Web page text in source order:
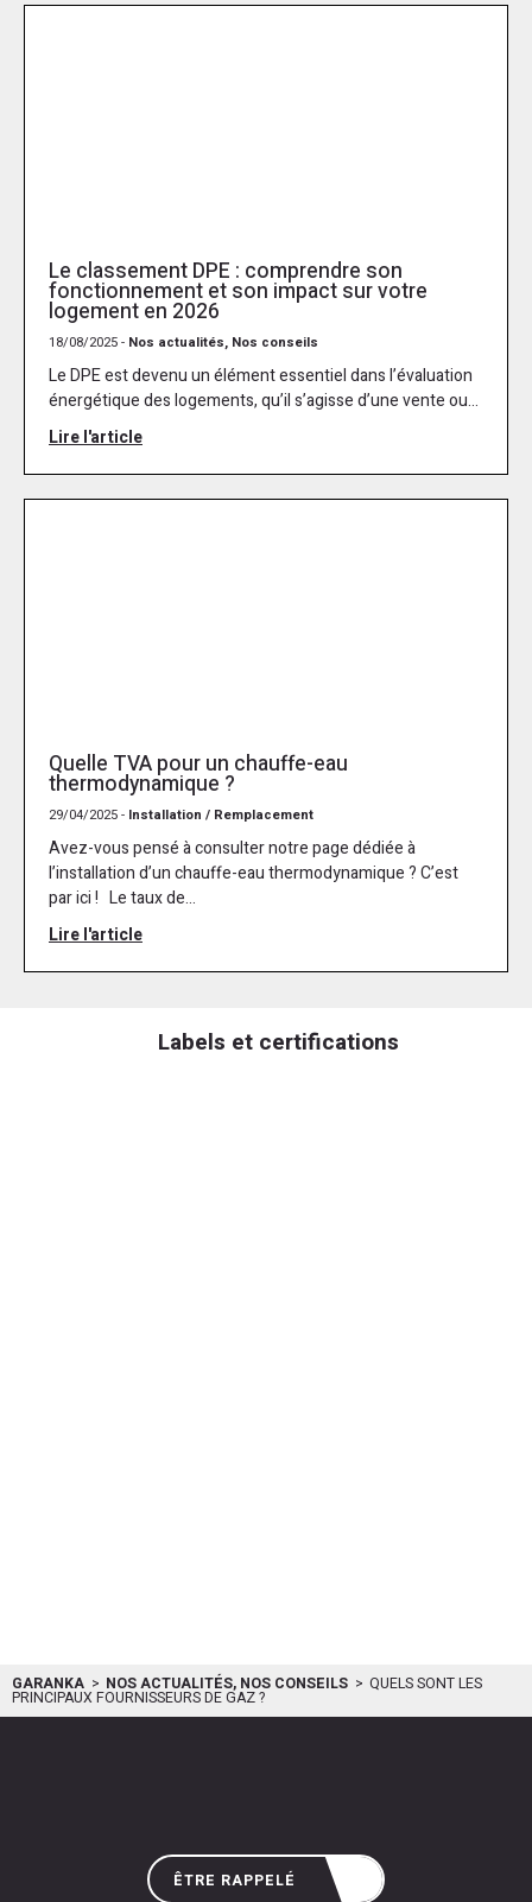
Le classement DPE : comprendre son
fonctionnement et son impact sur votre
logement en 2026
18/08/2025 - Nos actualités, Nos conseils
Le DPE est devenu un élément essentiel dans l’évaluation
énergétique des logements, qu’il s’agisse d’une vente ou...
Lire l'article
Quelle TVA pour un chauffe-eau
thermodynamique ?
29/04/2025 - Installation / Remplacement
Avez-vous pensé à consulter notre page dédiée à
l’installation d’un chauffe-eau thermodynamique ? C’est
par ici ! Le taux de...
Lire l'article
Labels et certifications
GARANKA NOS ACTUALITÉS, NOS CONSEILS QUELS SONT LES
PRINCIPAUX FOURNISSEURS DE GAZ ?
ÊTRE RAPPELÉ